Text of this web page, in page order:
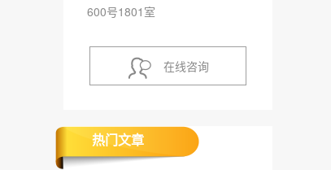
600号1801室
在线咨询
热门文章